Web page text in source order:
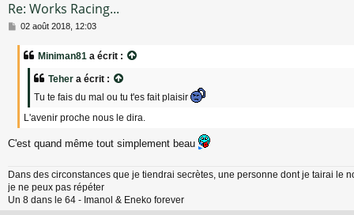
Re: Works Racing...
M
02 août 2018, 12:03
Miniman81 a écrit :
Teher a écrit :
Tu te fais du mal ou tu t'es fait plaisir
L'avenir proche nous le dira.
C'est quand même tout simplement beau
Dans des circonstances que je tiendrai secrètes, une personne dont je tairai le
je ne peux pas répéter
Un 8 dans le 64 - Imanol & Eneko forever